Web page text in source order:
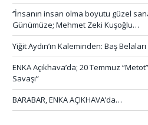
‘’İnsanın insan olma boyutu güzel
Günümüze; Mehmet Zeki Kuşoğlu…
Yiğit Aydın’ın Kaleminden: Baş
ENKA Açıkhava’da; 20 Temmuz
Savaşı”
BARABAR, ENKA AÇIKHAVA’da…